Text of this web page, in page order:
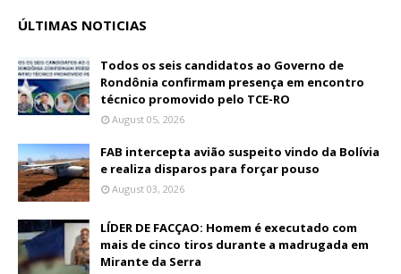
ÚLTIMAS NOTICIAS
Todos os seis candidatos ao Governo de
Rondônia confirmam presença em encontro
técnico promovido pelo TCE-RO
August 05, 2026
FAB intercepta avião suspeito vindo da Bolívia
e realiza disparos para forçar pouso
August 03, 2026
LÍDER DE FACÇAO: Homem é executado com
mais de cinco tiros durante a madrugada em
Mirante da Serra